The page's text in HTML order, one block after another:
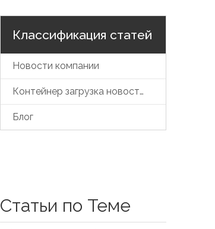
Классификация статей
Новости компании
Контейнер загрузка новостей
Блог
Статьи по Теме